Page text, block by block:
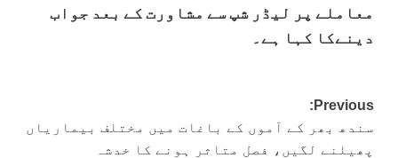
معاملے پر لیڈر شپ سے مشاورت کے بعد جواب
دینےکا کہا ہے۔
Post
navigation
Previous:
سندھ بھر کے آموں کے باغات میں مختلف بیماریاں
پھیلنے لگیں، فصل متاثر ہونے کا خدشہ